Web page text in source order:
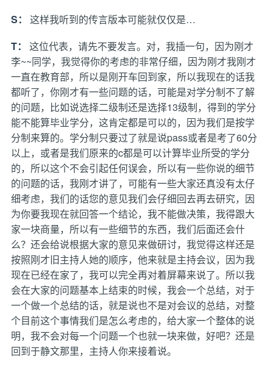
S：
这样我听到的传言版本可能就仅仅是…
T：
这位代表，请先不要发言。对，我插一句，因为刚才
李~~同学，我觉得你的考虑的非常仔细，因为刚才我刚才
一直在教育部，所以是刚开车回到家，所以我现在的话我
都听了，你刚才有一些问题的话，可能是对学分制不了解
的问题，比如说选择二级制还是选择13级制，得到的学分
能不能算毕业学分，这肯定都是可以的，因为我们是按学
分制来算的。学分制只要过了就是说pass或者是考了60分
以上，或者是我们原来的c都是可以计算毕业所受的学分
的，所以这个不会引起任何误会，所以有一些你说的细节
的问题的话，我刚才讲了，可能有一些大家还真没有太仔
细考虑，我们的话您的意见我们会仔细回去再去研究，因
为你要我现在就回答一个结论，我不能做决策，我得跟大
家一块商量，所以有一些细节的东西，我们后面还会什
么？还会给说根据大家的意见来做研讨，我觉得这样还是
按照刚才旧主持人她的顺序，他来就是主持会议，因为我
现在已经在家了，我可以完全再对着屏幕来说了。所以我
会在大家的问题基本上结束的时候，我会一个总结，对于
一个做一个总结的话，就是说也不是对会议的总结，对整
个目前这个事情我们是怎么考虑的，给大家一个整体的说
明，我不会对每一个问题一个也就一块来做，好吧？还是
回到于静文那里，主持人你来接着说。